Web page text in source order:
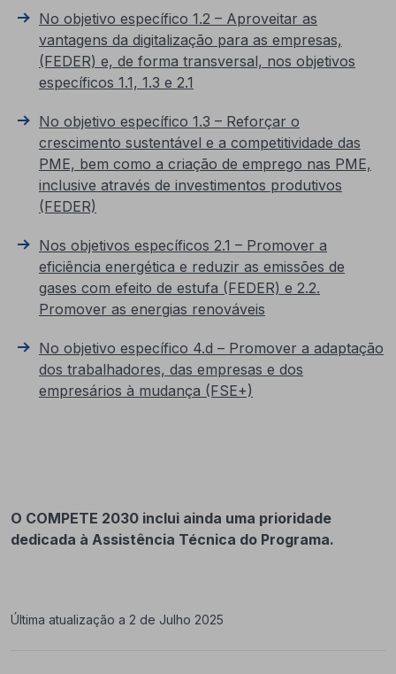
No objetivo específico 1.2 – Aproveitar as
vantagens da digitalização para as empresas,
(FEDER) e, de forma transversal, nos objetivos
específicos 1.1, 1.3 e 2.1
No objetivo específico 1.3 – Reforçar o
crescimento sustentável e a competitividade das
PME, bem como a criação de emprego nas PME,
inclusive através de investimentos produtivos
(FEDER)
Nos objetivos específicos 2.1 – Promover a
eficiência energética e reduzir as emissões de
gases com efeito de estufa (FEDER) e 2.2.
Promover as energias renováveis
No objetivo específico 4.d – Promover a adaptação
dos trabalhadores, das empresas e dos
empresários à mudança (FSE+)
O COMPETE 2030 inclui ainda uma prioridade
dedicada à Assistência Técnica do Programa.
Última atualização a 2 de Julho 2025